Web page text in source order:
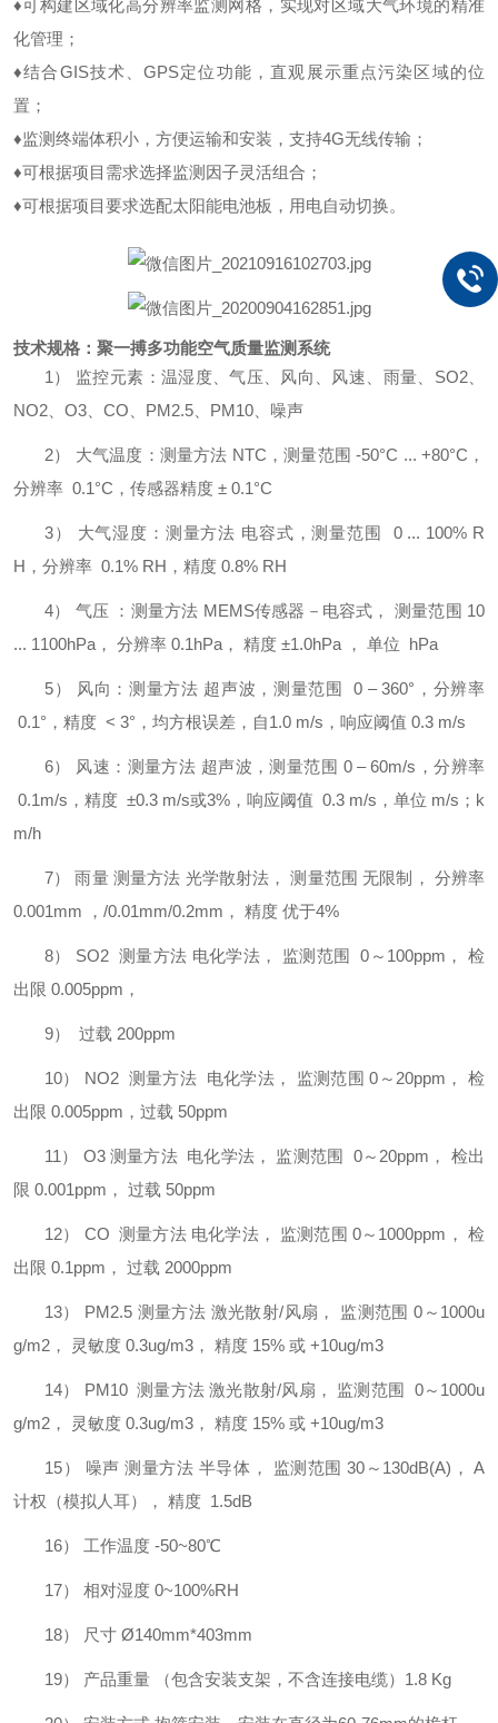
♦可构建区域化高分辨率监测网格，实现对区域大气环境的精准
化管理；
♦结合GIS技术、GPS定位功能，直观展示重点污染区域的位
置；
♦监测终端体积小，方便运输和安装，支持4G无线传输；
♦可根据项目需求选择监测因子灵活组合；
♦可根据项目要求选配太阳能电池板，用电自动切换。
技术规格：聚一搏多功能空气质量监测系统
1） 监控元素：温湿度、气压、风向、风速、雨量、SO2、
NO2、O3、CO、PM2.5、PM10、噪声
2） 大气温度：测量方法 NTC，测量范围 -50°C ... +80°C，
分辨率 0.1°C，传感器精度 ± 0.1°C
3） 大气湿度：测量方法 电容式，测量范围
0 ... 100% R
H，分辨率 0.1% RH，精度 0.8% RH
4） 气压 ：测量方法 MEMS传感器－电容式， 测量范围 10
... 1100hPa， 分辨率 0.1hPa， 精度 ±1.0hPa ， 单位 hPa
5） 风向：测量方法 超声波，测量范围
0 – 360°，分辨率
0.1°，精度 < 3°，均方根误差，自1.0 m/s，响应阈值 0.3 m/s
6） 风速：测量方法 超声波，测量范围 0 – 60m/s，分辨率
0.1m/s，精度 ±0.3 m/s或3%，响应阈值 0.3 m/s，单位 m/s；k
m/h
7）雨量 测量方法 光学散射法， 测量范围 无限制， 分辨率
0.001mm ，/0.01mm/0.2mm， 精度 优于4%
8） SO2 测量方法 电化学法， 监测范围 0～100ppm， 检
出限 0.005ppm，
9） 过载 200ppm
10） NO2 测量方法 电化学法， 监测范围 0～20ppm， 检
出限 0.005ppm，过载 50ppm
11） O3 测量方法 电化学法， 监测范围 0～20ppm， 检出
限 0.001ppm， 过载 50ppm
12） CO 测量方法 电化学法， 监测范围 0～1000ppm， 检
出限 0.1ppm， 过载 2000ppm
13） PM2.5 测量方法 激光散射/风扇， 监测范围 0～1000u
g/m2， 灵敏度 0.3ug/m3， 精度 15% 或 +10ug/m3
14） PM10 测量方法 激光散射/风扇， 监测范围 0～1000u
g/m2， 灵敏度 0.3ug/m3， 精度 15% 或 +10ug/m3
15） 噪声 测量方法 半导体， 监测范围 30～130dB(A)， A
计权（模拟人耳）， 精度 1.5dB
16） 工作温度 -50~80℃
17） 相对湿度 0~100%RH
18） 尺寸 Ø140mm*403mm
19） 产品重量 （包含安装支架，不含连接电缆）1.8 Kg